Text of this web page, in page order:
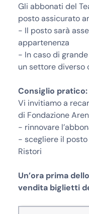
Gli abbonati del
posto assicurato
- Il posto sarà
appartenenza
- In caso di
un settore diverso
Consiglio pratico:
Vi invitiamo a
di Fondazione
- rinnovare
- scegliere il
Ristori
Un’ora prima
vendita biglietti